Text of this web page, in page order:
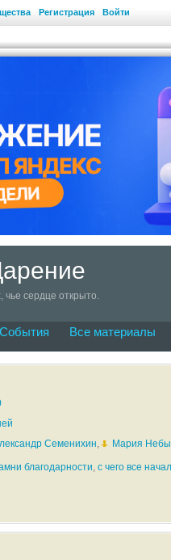
Регистрация Войти
сердце открыто.
События Все материалы
Семенихин, Мария
благодарности, с чего все